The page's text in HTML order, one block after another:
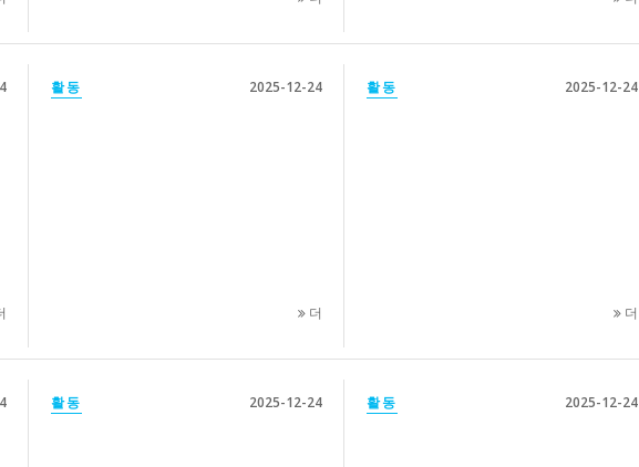
활동 2025-12-24
더
활동 2025-12-24
더
활동 2025-12-24 활동 2025-12-24